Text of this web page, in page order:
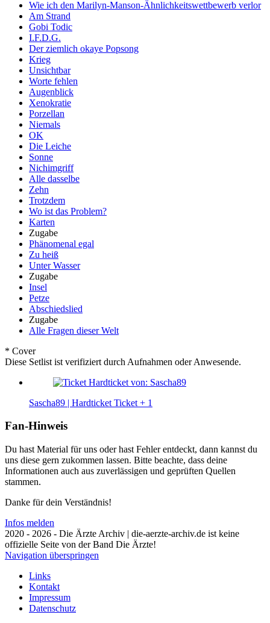
Wie ich den Marilyn-Manson-Ähnlichkeitswettbewerb verlor
Am Strand
Gobi Todic
I.F.D.G.
Der ziemlich okaye Popsong
Krieg
Unsichtbar
Worte fehlen
Augenblick
Xenokratie
Porzellan
Niemals
OK
Die Leiche
Sonne
Nichimgriff
Alle dasselbe
Zehn
Trotzdem
Wo ist das Problem?
Karten
Zugabe
Phänomenal egal
Zu heiß
Unter Wasser
Zugabe
Insel
Petze
Abschiedslied
Zugabe
Alle Fragen dieser Welt
* Cover
Diese Setlist ist verifiziert durch Aufnahmen oder Anwesende.
Sascha89 | Hardticket Ticket + 1
Fan-Hinweis
Du hast Material für uns oder hast Fehler entdeckt, dann kannst du
uns diese gern zukommen lassen. Bitte beachte, dass deine
Informationen auch aus zuverlässigen und geprüften Quellen
stammen.
Danke für dein Verständnis!
Infos melden
2020 - 2026 - Die Ärzte Archiv | die-aerzte-archiv.de ist keine
offizielle Seite von der Band Die Ärzte!
Navigation überspringen
Links
Kontakt
Impressum
Datenschutz